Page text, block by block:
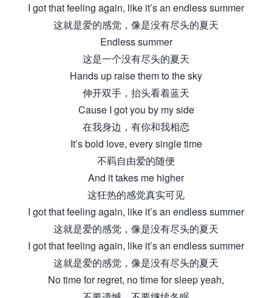
I got that feeling again, like it’s an endless summer
这就是爱的感觉，像是没有尽头的夏天
Endless summer
这是一个没有尽头的夏天
Hands up raise them to the sky
伸开双手，抬头看着蓝天
Cause I got you by my side
在我身边，有你和我相恋
It’s bold love, every single time
不羁自由爱的随便
And it takes me higher
这狂热的感觉真实可见
I got that feeling again, like it’s an endless summer
这就是爱的感觉，像是没有尽头的夏天
I got that feeling again, like it’s an endless summer
这就是爱的感觉，像是没有尽头的夏天
No time for regret, no time for sleep yeah,